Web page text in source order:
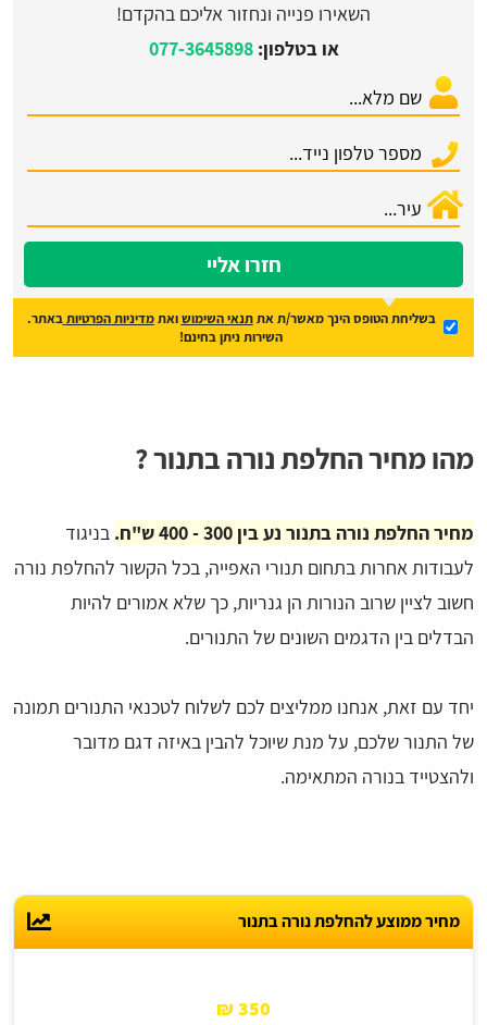
השאירו פנייה ונחזור אליכם בהקדם!
או בטלפון:077-3645898
חזרו אליי
בשליחת הטופס הינך מאשר/ת אתתנאי השימושואתמדיניות הפרטיות באתר.
השירות ניתן בחינם!
מהו מחיר החלפת נורה בתנור ?
מחיר החלפת נורה בתנור נע בין 300 - 400 ש"ח.
בניגוד
לעבודות אחרות בתחום תנורי האפייה, בכל הקשור להחלפת נורה
חשוב לציין שרוב הנורות הן גנריות, כך שלא אמורים להיות
הבדלים בין הדגמים השונים של התנורים.
יחד עם זאת, אנחנו ממליצים לכם לשלוח לטכנאי התנורים תמונה
של התנור שלכם, על מנת שיוכל להבין באיזה דגם מדובר
ולהצטייד בנורה המתאימה.
מחיר ממוצע להחלפת נורה בתנור
350 ₪